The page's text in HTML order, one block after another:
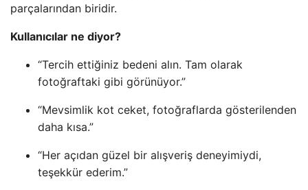
parçalarından biridir.
Kullanıcılar ne diyor?
“Tercih ettiğiniz bedeni alın. Tam olarak
fotoğraftaki gibi görünüyor.”
“Mevsimlik kot ceket, fotoğraflarda gösterilenden
daha kısa.”
“Her açıdan güzel bir alışveriş deneyimiydi,
teşekkür ederim.”